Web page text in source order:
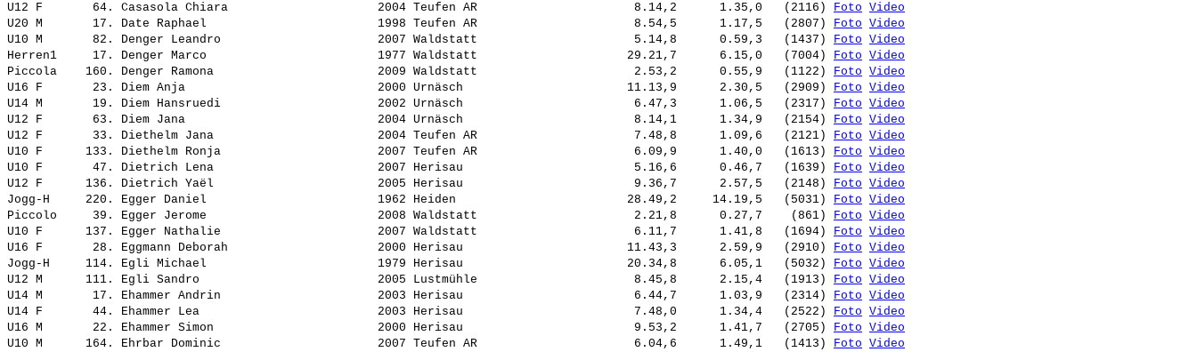
U12 F       64. Casasola Chiara 2004 Teufen AR                      8.14,2      1.35,0   (2116) Foto Video
U20 M       17. Date Raphael 1998 Teufen AR                      8.54,5      1.17,5   (2807) Foto Video
U10 M       82. Denger Leandro 2007 Waldstatt                      5.14,8      0.59,3   (1437) Foto Video
Herren1     17. Denger Marco 1977 Waldstatt                     29.21,7      6.15,0   (7004) Foto Video
Piccola    160. Denger Ramona 2009 Waldstatt                      2.53,2      0.55,9   (1122) Foto Video
U16 F       23. Diem Anja 2000 Urnäsch                       11.13,9      2.30,5   (2909) Foto Video
U14 M       19. Diem Hansruedi 2002 Urnäsch                        6.47,3      1.06,5   (2317) Foto Video
U12 F       63. Diem Jana 2004 Urnäsch                        8.14,1      1.34,9   (2154) Foto Video
U12 F       33. Diethelm Jana 2004 Teufen AR                      7.48,8      1.09,6   (2121) Foto Video
U10 F      133. Diethelm Ronja 2007 Teufen AR                      6.09,9      1.40,0   (1613) Foto Video
U10 F       47. Dietrich Lena 2007 Herisau                        5.16,6      0.46,7   (1639) Foto Video
U12 F      136. Dietrich Yaël 2005 Herisau                        9.36,7      2.57,5   (2148) Foto Video
Jogg-H     220. Egger Daniel 1962 Heiden                        28.49,2     14.19,5   (5031) Foto Video
Piccolo     39. Egger Jerome 2008 Waldstatt                      2.21,8      0.27,7    (861) Foto Video
U10 F      137. Egger Nathalie 2007 Waldstatt                      6.11,7      1.41,8   (1694) Foto Video
U16 F       28. Eggmann Deborah 2000 Herisau                       11.43,3      2.59,9   (2910) Foto Video
Jogg-H     114. Egli Michael 1979 Herisau                       20.34,8      6.05,1   (5032) Foto Video
U12 M      111. Egli Sandro 2005 Lustmühle                      8.45,8      2.15,4   (1913) Foto Video
U14 M       17. Ehammer Andrin 2003 Herisau                        6.44,7      1.03,9   (2314) Foto Video
U14 F       44. Ehammer Lea 2003 Herisau                        7.48,0      1.34,4   (2522) Foto Video
U16 M       22. Ehammer Simon 2000 Herisau                        9.53,2      1.41,7   (2705) Foto Video
U10 M      164. Ehrbar Dominic 2007 Teufen AR                      6.04,6      1.49,1   (1413) Foto Video